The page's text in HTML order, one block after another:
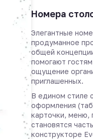
Номера
Элегантные
продуманное
общей
помогают
ощущение
приглашенных.
В едином стиле
оформления
карточки, меню,
становятся
конструкторе